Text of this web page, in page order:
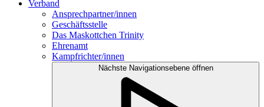
Verband
Ansprechpartner/innen
Geschäftsstelle
Das Maskottchen Trinity
Ehrenamt
Kampfrichter/innen
Nächste Navigationsebene öffnen